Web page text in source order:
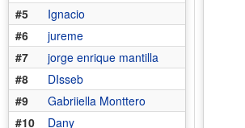
#5
Ignacio
#6
jureme
#7
jorge enrique mantilla
#8
DIsseb
#9
Gabriiella Monttero
#10
Dany